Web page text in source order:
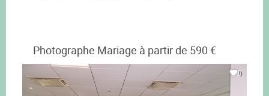
Photographe Mariage à partir de 590 €
0